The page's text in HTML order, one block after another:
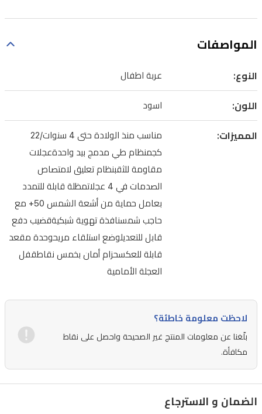
المواصفات
النوع: عربة اطفال
اللون: اسود
المميزات:
مناسب منذ الولادة حتى 4 سنوات/22
كجمنظام طي مدمج بيد واحدةعجلات
مقاومة للثقبنظام تعليق لامتصاص
الصدمات في 4 عجلاتمظلة قابلة للتمدد
بعامل حماية من أشعة الشمس 50+ مع
حاجب شمسنافذة تهوية شبكيةقضيب دفع
قابل للتعديلوضع استلقاء مريحوحدة مقعد
قابلة للعكسحزام أمان بخمس نقاطقفل
العجلة الأمامية
لاحظت معلومة خاطئة؟
بلّغنا عن معلومات المنتج غير الصحيحة واحصل على نقاط
مكافأة.
الضمان و الاسترجاع